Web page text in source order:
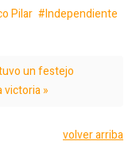
Pilar
Independiente
un festejo
victoria »
volver arriba